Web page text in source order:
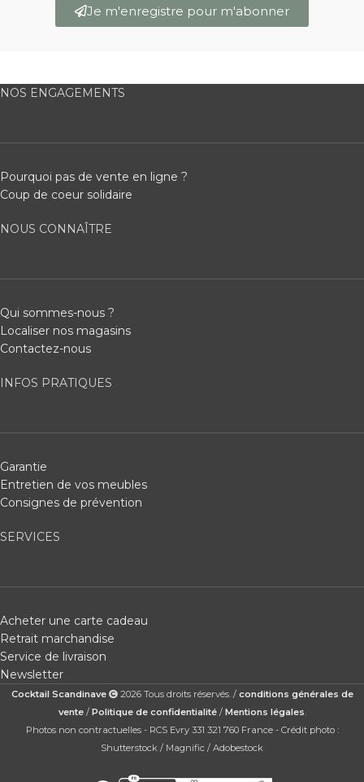
Je m'enregistre pour m'abonner
NOS ENGAGEMENTS
Pourquoi pas de vente en ligne ?
Coup de coeur solidaire
NOUS CONNAÎTRE
Qui sommes-nous ?
Localiser nos magasins
Contactez-nous
INFOS PRATIQUES
Garantie
Entretien de vos meubles
Consignes de prévention
SERVICES
Acheter une carte cadeau
Retrait marchandise
Service de livraison
Newsletter
Cocktail Scandinave 2026 Tous droits réservés. / conditions générales de
vente/ Politique de confidentialité/ Mentions légales.
Photos non contractuelles - RCS Evry 331 321 760 France - Crédit photo :
Shutterstock / Magnific / Adobestock